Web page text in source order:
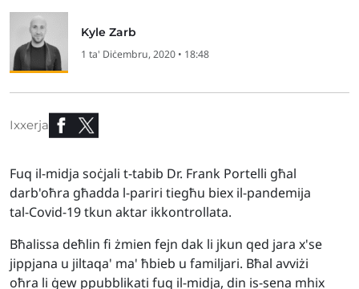
Kyle Zarb
1 ta' Diċembru, 2020 • 18:48
Ixxerja
Fuq il-midja soċjali t-tabib Dr. Frank Portelli għal
darb'oħra għadda l-pariri tiegħu biex il-pandemija
tal-Covid-19 tkun aktar ikkontrollata.
Bħalissa deħlin fi żmien fejn dak li jkun qed jara x'se
jippjana u jiltaqa' ma' ħbieb u familjari. Bħal avviżi
oħra li ġew ppubblikati fuq il-midja, din is-sena mhix